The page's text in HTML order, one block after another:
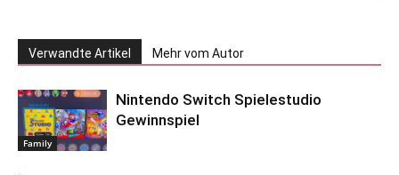
Verwandte Artikel Mehr vom Autor
Family
Nintendo Switch Spielestudio
Gewinnspiel